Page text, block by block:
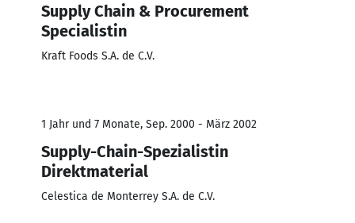
Supply Chain & Procurement
Specialistin
Kraft Foods S.A. de C.V.
1 Jahr und 7 Monate, Sep. 2000 - März 2002
Supply-Chain-Spezialistin
Direktmaterial
Celestica de Monterrey S.A. de C.V.